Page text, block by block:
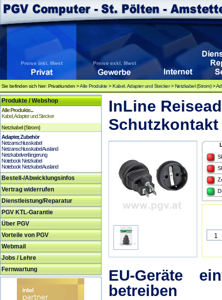
Sie befinden sich hier: Privatkunden >Alle Produkte >Kabel, Adapter und Stecker>Netzkabel (Strom)>
Produkte / Webshop
Alle Produkte...
Kabel, Adapter und Stecker
Netzkabel (Strom)
Adapter, Zubehör
Netzanschlusskabel
Netzanschlusskabel Ausland
Netzkabelverlängerung
Notebook Netzkabel
Notebook Netzkabel Ausland
Bestell-/Abwicklungsinfos
Vertrag widerrufen
Dienstleistung/Reparatur
PGV KTL-Garantie
Über PGV
Vorteile von PGV
Webmail
Jobs / Lehre
Fernwartung
InLine
Schutzkontakt
EU-Geräte
betreiben